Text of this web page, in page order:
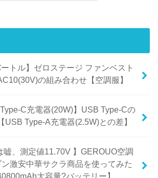
ートル】ゼロステージ ファンベスト
の組み合わせ【空調服】
Type-C充電器(20W)】USB Type-Cの
USB Type-A充電器(2.5W)との差】
嘘、測定値11.70V 】GEROUO空調
激安中華サクラ商品を使ってみた
大容量?バッテリー】